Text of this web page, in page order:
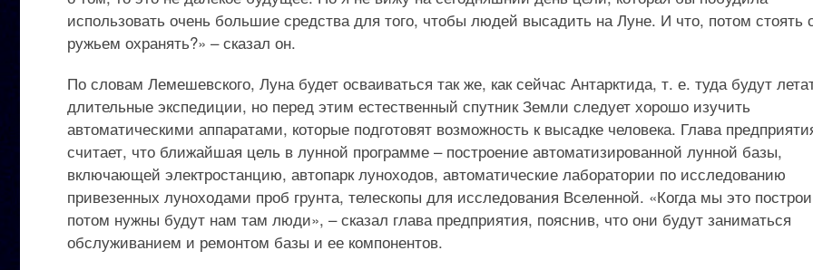
использовать очень большие средства для того, чтобы людей высадить на Луне. И что, потом стоять
ружьем охранять?» – сказал он.
По словам Лемешевского, Луна будет осваиваться так же, как сейчас Антарктида, т. е. туда будут
длительные экспедиции, но перед этим естественный спутник Земли следует хорошо изучить
автоматическими аппаратами, которые подготовят возможность к высадке человека. Глава
считает, что ближайшая цель в лунной программе – построение автоматизированной лунной базы,
включающей электростанцию, автопарк луноходов, автоматические лаборатории по исследованию
привезенных луноходами проб грунта, телескопы для исследования Вселенной. «Когда мы это
потом нужны будут нам там люди», – сказал глава предприятия, пояснив, что они будут заниматься
обслуживанием и ремонтом базы и ее компонентов.